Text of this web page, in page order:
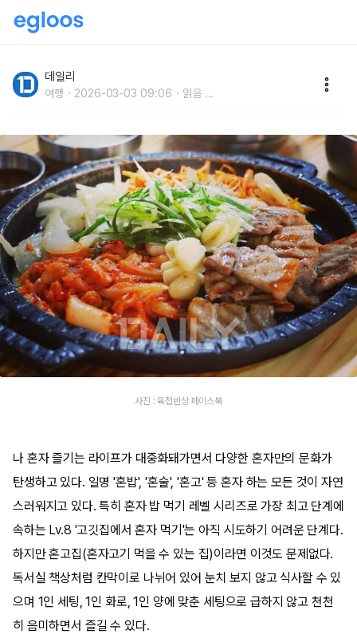
데일리
여행 2026-03-03 09:06 읽음 ...
사진 : 육첩반상 페이스북
나 혼자 즐기는 라이프가 대중화돼가면서 다양한 혼자만의 문화가
탄생하고 있다. 일명 '혼밥', '혼술', '혼고' 등 혼자 하는 모든 것이 자연
스러워지고 있다. 특히 혼자 밥 먹기 레벨 시리즈로 가장 최고 단계에
속하는 Lv.8 '고깃집에서 혼자 먹기'는 아직 시도하기 어려운 단계다.
하지만 혼고집(혼자고기 먹을 수 있는 집)이라면 이것도 문제없다.
독서실 책상처럼 칸막이로 나뉘어 있어 눈치 보지 않고 식사할 수 있
으며 1인 세팅, 1인 화로, 1인 양에 맞춘 세팅으로 급하지 않고 천천
히 음미하면서 즐길 수 있다.